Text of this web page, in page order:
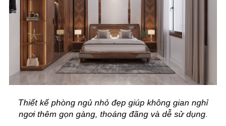
Thiết kế phòng ngủ nhỏ đẹp giúp không gian nghỉ
ngơi thêm gọn gàng, thoáng đãng và dễ sử dụng.